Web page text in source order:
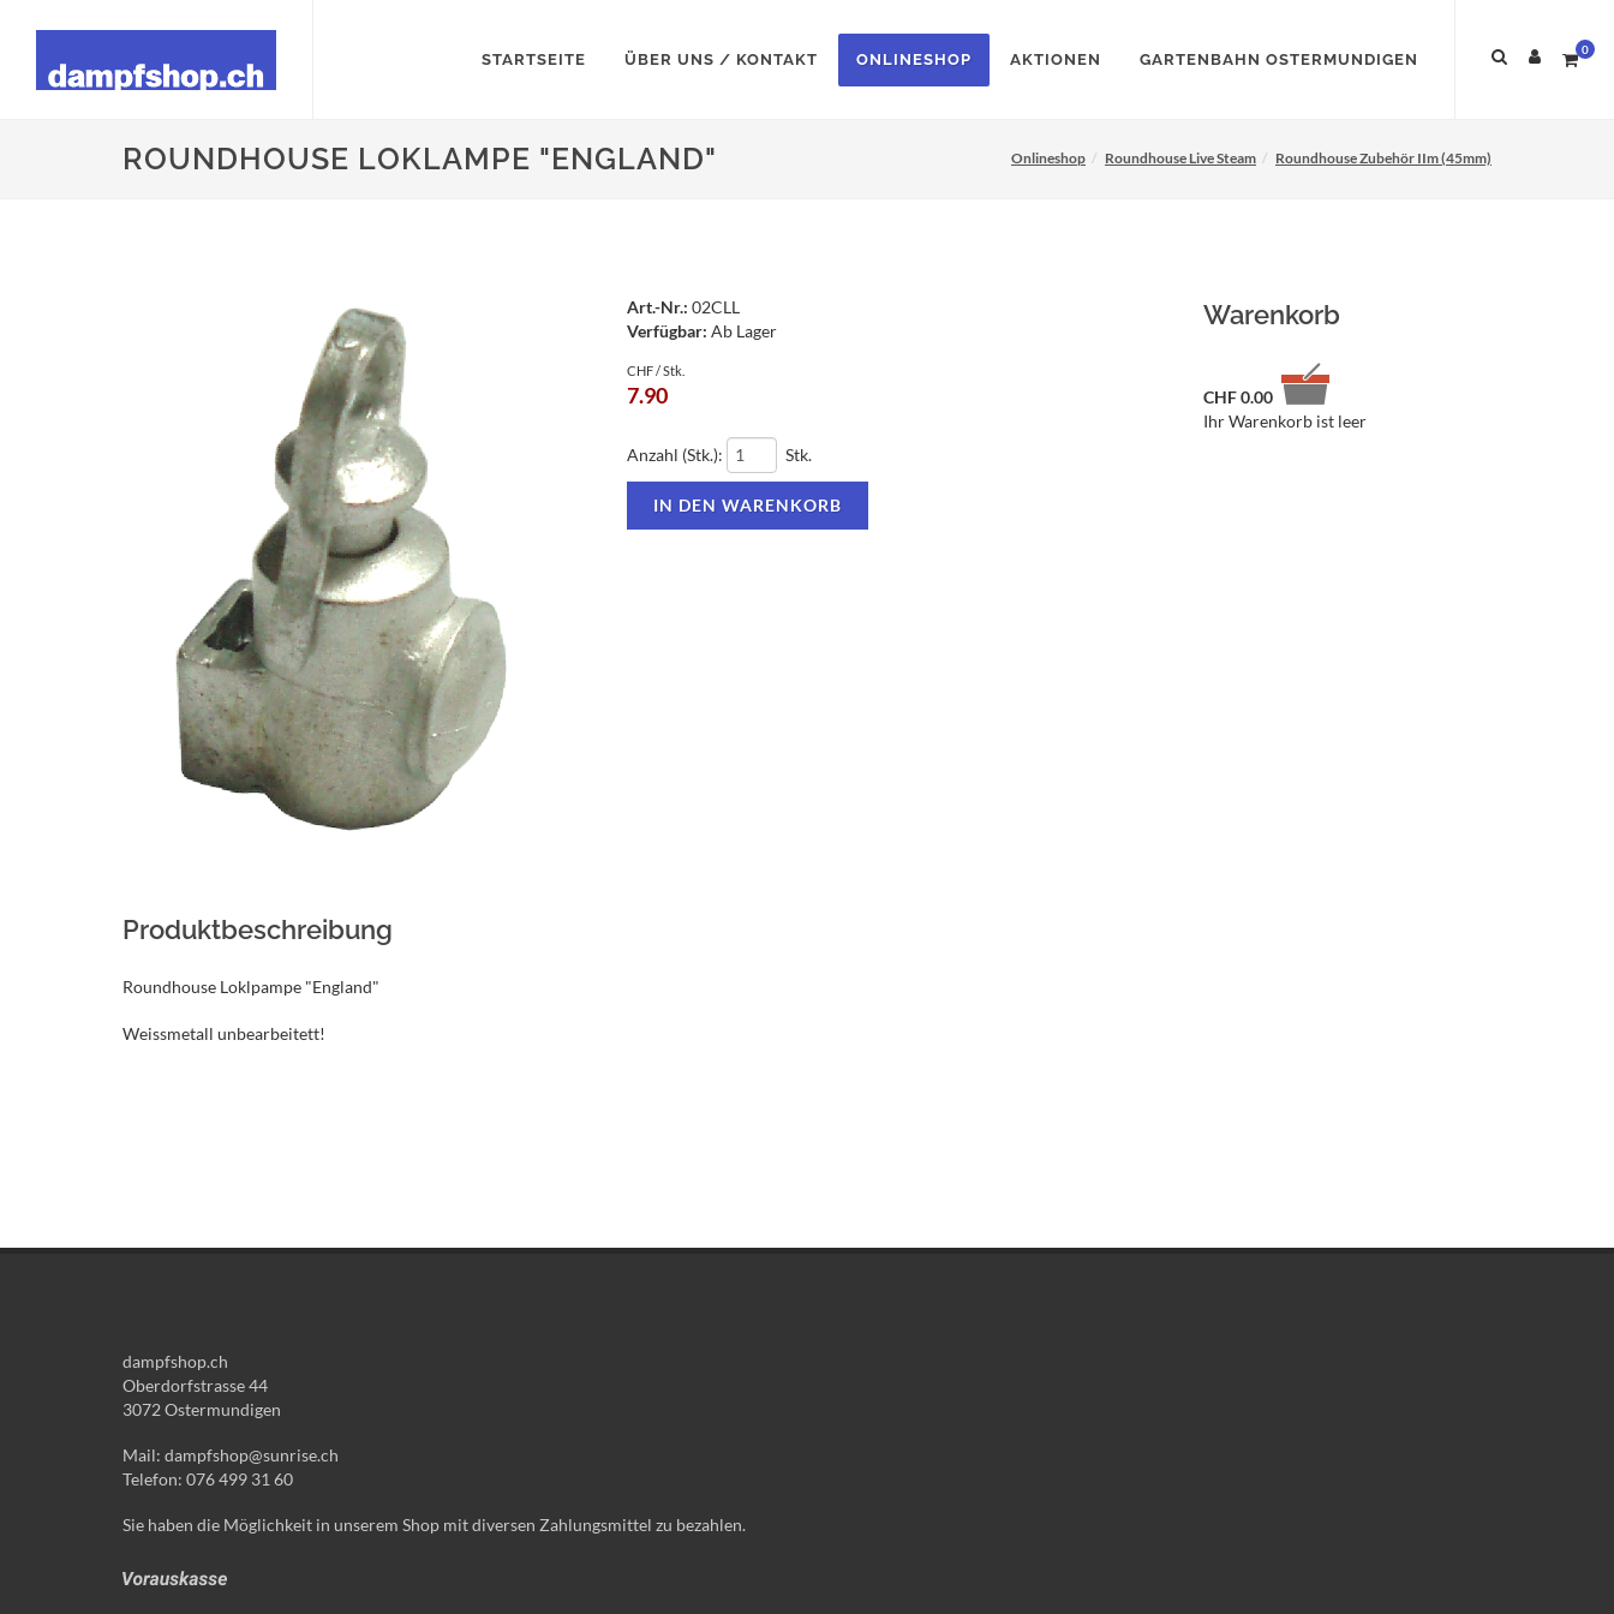
STARTSEITE ÜBER UNS / KONTAKT ONLINESHOP AKTIONEN GARTENBAHN OSTERMUNDIGEN
0
ROUNDHOUSE LOKLAMPE "ENGLAND" Onlineshop Roundhouse Live Steam Roundhouse Zubehör IIm (45mm)
Art.-Nr.: 02CLL
Verfügbar: Ab Lager
CHF / Stk.
7.90
Anzahl (Stk.): Stk.
Produktbeschreibung
Roundhouse Loklpampe "England"
Weissmetall unbearbeitett!
Warenkorb
CHF0.00
Ihr Warenkorb ist leer
dampfshop.ch
Oberdorfstrasse 44
3072 Ostermundigen
Mail: dampfshop@sunrise.ch
Telefon: 076 499 31 60
Sie haben die Möglichkeit in unserem Shop mit diversen Zahlungsmittel zu bezahlen.